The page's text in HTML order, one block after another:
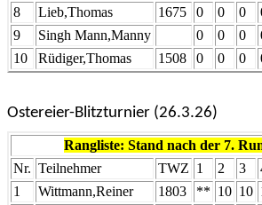
8
Lieb,Thomas 1675 0 0 0
9
Singh Mann,Manny 0 0 0
10
Rüdiger,Thomas 1508 0 0 0
Ostereier-Blitzturnier (26.3.26)
Rangliste: Stand nach der 7.
Nr. Teilnehmer TWZ 1 2 3
1
Wittmann,Reiner 1803 ** 10 10